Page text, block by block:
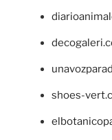
shoes-